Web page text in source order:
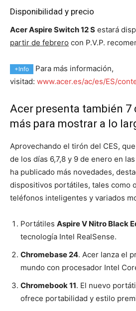
Disponibilidad y precio
Acer Aspire Switch 12 S estará
partir de febrero con P.V.P.
+Info
Para más información,
visitad: www.acer.es/ac/es/ES/
Acer presenta también
más para mostrar a lo
Aprovechando el tirón del CES,
de los días 6,7,8 y 9 de enero en
ha publicado más novedades,
dispositivos portátiles, tales como
teléfonos inteligentes y variados
Portátiles Aspire V Nitro Black
tecnología Intel RealSense.
Chromebase 24. Acer lanza el
mundo con procesador Intel
Chromebook 11. El nuevo
ofrece portabilidad y estilo